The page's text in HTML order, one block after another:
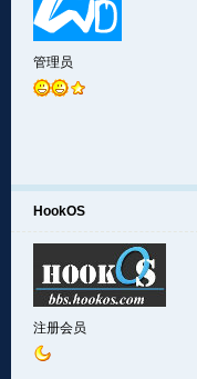
管理员
HookOS
注册会员